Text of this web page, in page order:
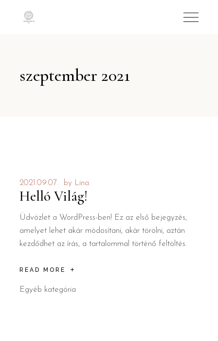
szeptember 2021
2021.09.07. by Lina
Helló Világ!
Üdvözlet a WordPress-ben! Ez az első bejegyzés,
amelyet lehet akár módosítani, akár törölni, aztán
kezdődhet az írás, a tartalommal történő feltöltés.
READ MORE
Egyéb kategória